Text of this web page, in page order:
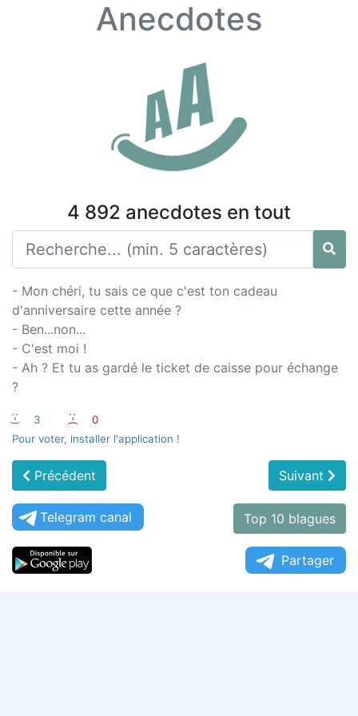
Anecdotes
4 892 anecdotes en tout
- Mon chéri, tu sais ce que c'est ton cadeau
d'anniversaire cette année ?
- Ben...non...
- C'est moi !
- Ah ? Et tu as gardé le ticket de caisse pour échange
?
:-) 3 :-(
0
Pour voter, installer l'application !
Précédent Suivant
Telegram canal Top 10 blagues
Partager